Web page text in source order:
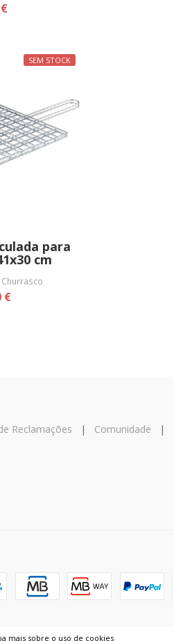
SEM STOCK
para
cm
€
Reclamações | Comunidade |
mais sobre o uso de cookies